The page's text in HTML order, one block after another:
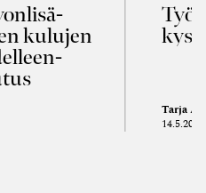
kulujen
Tarja
14.5.2021